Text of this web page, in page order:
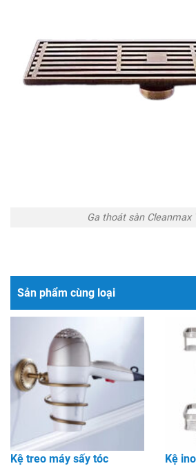
Ga thoát sàn Cleanmax
Sản phẩm cùng loại
Kệ treo máy sấy tóc
Kệ